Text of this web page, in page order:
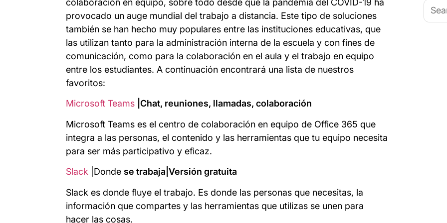
colaboración en equipo, sobre todo desde que la pandemia del COVID-19 ha
provocado un auge mundial del trabajo a distancia. Este tipo de soluciones
también se han hecho muy populares entre las instituciones educativas, que
las utilizan tanto para la administración interna de la escuela y con fines de
comunicación, como para la colaboración en el aula y el trabajo en equipo
entre los estudiantes. A continuación encontrará una lista de nuestros
favoritos:
Microsoft Teams |Chat, reuniones, llamadas, colaboración
Microsoft Teams es el centro de colaboración en equipo de Office 365 que
integra a las personas, el contenido y las herramientas que tu equipo necesita
para ser más participativo y eficaz.
Slack |Donde se trabaja|Versión gratuita
Slack es donde fluye el trabajo. Es donde las personas que necesitas, la
información que compartes y las herramientas que utilizas se unen para
hacer las cosas.